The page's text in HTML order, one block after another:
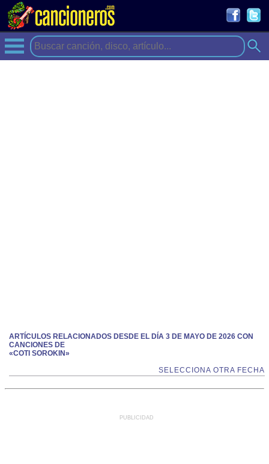
ARTÍCULOS RELACIONADOS DESDE EL DÍA 3 DE MAYO DE 2026 CON
CANCIONES DE
«COTI SOROKIN»
SELECCIONA OTRA FECHA
PUBLICIDAD